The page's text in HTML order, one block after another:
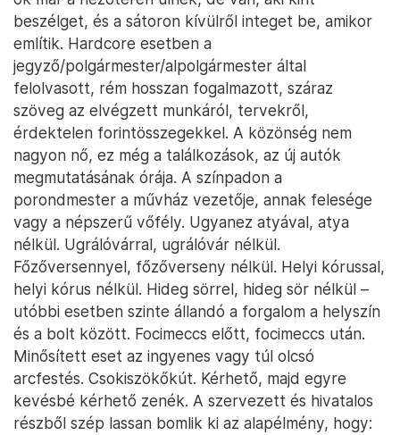
beszélget, és a sátoron kívülről integet be, amikor
említik. Hardcore esetben a
jegyző/polgármester/alpolgármester által
felolvasott, rém hosszan fogalmazott, száraz
szöveg az elvégzett munkáról, tervekről,
érdektelen forintösszegekkel. A közönség nem
nagyon nő, ez még a találkozások, az új autók
megmutatásának órája. A színpadon a
porondmester a művház vezetője, annak felesége
vagy a népszerű vőfély. Ugyanez atyával, atya
nélkül. Ugrálóvárral, ugrálóvár nélkül.
Főzőversennyel, főzőverseny nélkül. Helyi kórussal,
helyi kórus nélkül. Hideg sörrel, hideg sör nélkül –
utóbbi esetben szinte állandó a forgalom a helyszín
és a bolt között. Focimeccs előtt, focimeccs után.
Minősített eset az ingyenes vagy túl olcsó
arcfestés. Csokiszökőkút. Kérhető, majd egyre
kevésbé kérhető zenék. A szervezett és hivatalos
részből szép lassan bomlik ki az alapélmény, hogy: